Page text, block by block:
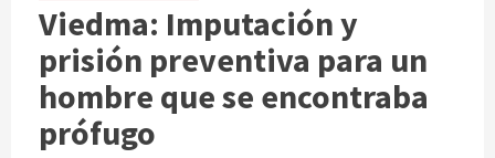
Viedma: Imputación y
prisión preventiva para un
hombre que se encontraba
prófugo